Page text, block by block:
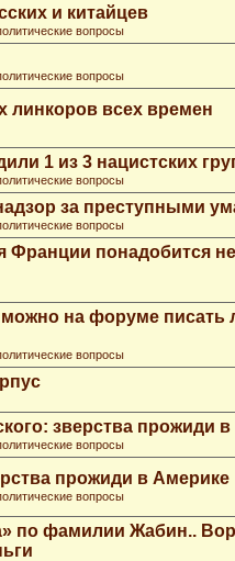
и китайцев
вопросы
вопросы
линкоров всех времен
1 из 3 нацистских
вопросы
за преступными
вопросы
Франции понадобится
можно на форуме
вопросы
зверства прожиди
вопросы
прожиди в Америке
вопросы
по фамилии Жабин..